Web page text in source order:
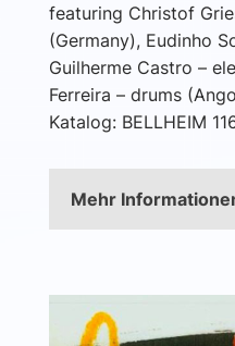
featuring Christof
(Germany), Eudinho
Guilherme Castro –
Ferreira – drums
Katalog: BELLHEIM
Mehr